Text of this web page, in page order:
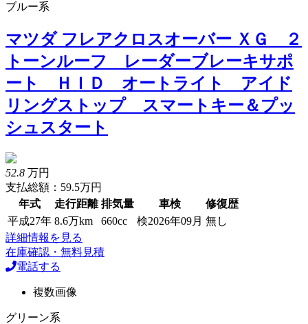
ブルー系
マツダ フレアクロスオーバー ＸＧ ２
トーンルーフ レーダーブレーキサポ
ート ＨＩＤ オートライト アイド
リングストップ スマートキー＆プッ
シュスタート
52.8 万円
支払総額：59.5万円
年式
走行距離 排気量 車検
修復歴
平成27年 8.6万km 660cc 検2026年09月 無し
詳細情報を見る
在庫確認・無料見積
電話する
複数画像
グリーン系